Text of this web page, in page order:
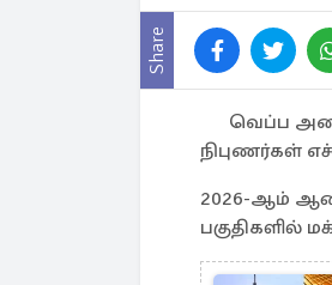
Share
வெப்ப
நிபுணர்கள்
2026-ஆம்
பகுதிகளில்